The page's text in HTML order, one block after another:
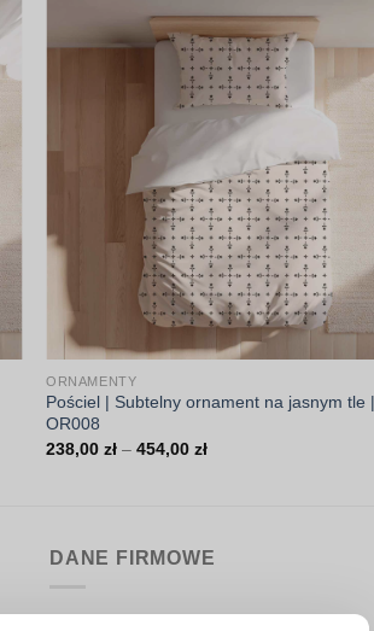
ORNAMENTY
Pościel | Subtelny ornament na jasnym tle |
OR008
238,00zł – 454,00złZakres
DANE FIRMOWE